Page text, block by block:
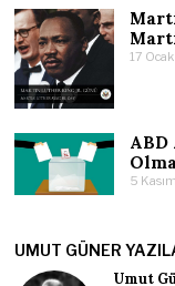
17
ABD
5
UMUT GÜNER
Umut